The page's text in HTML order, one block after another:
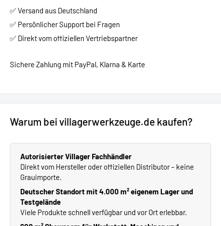
✅ Versand aus Deutschland
✅ Persönlicher Support bei Fragen
✅ Direkt vom offiziellen Vertriebspartner
Sichere Zahlung mit PayPal, Klarna & Karte
Warum bei villagerwerkzeuge.de kaufen?
Autorisierter Villager Fachhändler
Direkt vom Hersteller oder offiziellen Distributor – keine
Grauimporte.
Deutscher Standort mit 4.000 m² eigenem Lager und
Testgelände
Viele Produkte schnell verfügbar und vor Ort erlebbar.